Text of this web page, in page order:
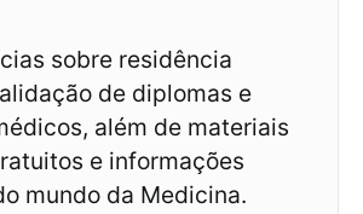
sobre residência
de diplomas e
além de materiais
e informações
mundo da Medicina.